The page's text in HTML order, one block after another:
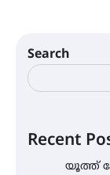
Search
Recent
യൂത്ത്